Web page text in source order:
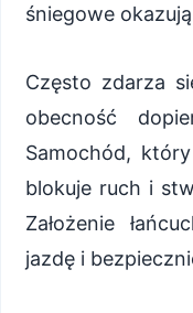
śniegowe
Często zdarza
obecność
Samochód,
blokuje ruch i
Założenie
jazdę i